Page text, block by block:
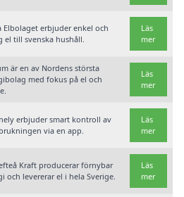
Elbolaget erbjuder enkel och
el till svenska hushåll.
Läs
mer
är en av Nordens största
med fokus på el och
Läs
mer
erbjuder smart kontroll av
via en app.
Läs
mer
Kraft producerar förnybar
och levererar el i hela Sverige.
Läs
mer